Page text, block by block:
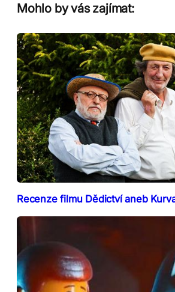
Mohlo by vás zajímat:
Recenze filmu Dědictví aneb